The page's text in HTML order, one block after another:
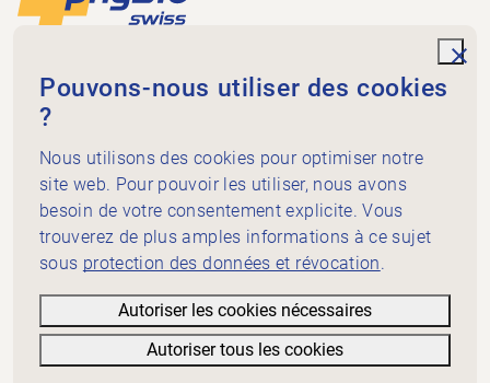
Physioswiss
Dammweg 3
3013 Bern
+41 58 255 36 00
info@physioswiss.ch
Médias sociaux
Important
Connaissances
Prestations
A propos de Physioswiss
Pouvons-nous utiliser des cookies
?
Nous utilisons des cookies pour optimiser notre
site web. Pour pouvoir les utiliser, nous avons
besoin de votre consentement explicite. Vous
trouverez de plus amples informations à ce sujet
sous protection des données et révocation.
Autoriser les cookies nécessaires
Autoriser tous les cookies